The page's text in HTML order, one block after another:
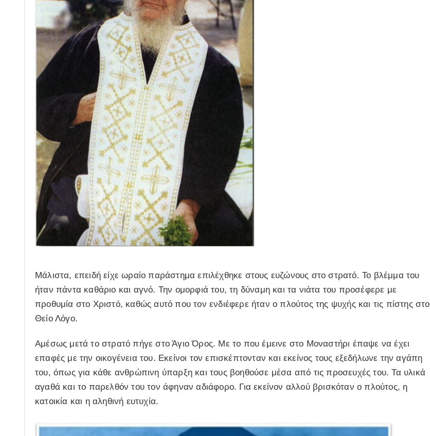
Μάλιστα, επειδή είχε ωραίο παράστημα επιλέχθηκε στους ευζώνους στο στρατό. Το βλέμμα του
ήταν πάντα καθάριο και αγνό. Την ομορφιά του, τη δύναμη και τα νιάτα του προσέφερε με
προθυμία στο Χριστό, καθώς αυτό που τον ενδιέφερε ήταν ο πλούτος της ψυχής και τις πίστης στο
Θείο Λόγο.
Αμέσως μετά το στρατό πήγε στο Άγιο Όρος. Με το που έμεινε στο Μοναστήρι έπαψε να έχει
επαφές με την οικογένεια του. Εκείνοι τον επισκέπτονταν και εκείνος τους εξεδήλωνε την αγάπη
του, όπως για κάθε ανθρώπινη ύπαρξη και τους βοηθούσε μέσα από τις προσευχές του. Τα υλικά
αγαθά και το παρελθόν του τον άφηναν αδιάφορο. Για εκείνον αλλού βρισκόταν ο πλούτος, η
κατοικία και η αληθινή ευτυχία.